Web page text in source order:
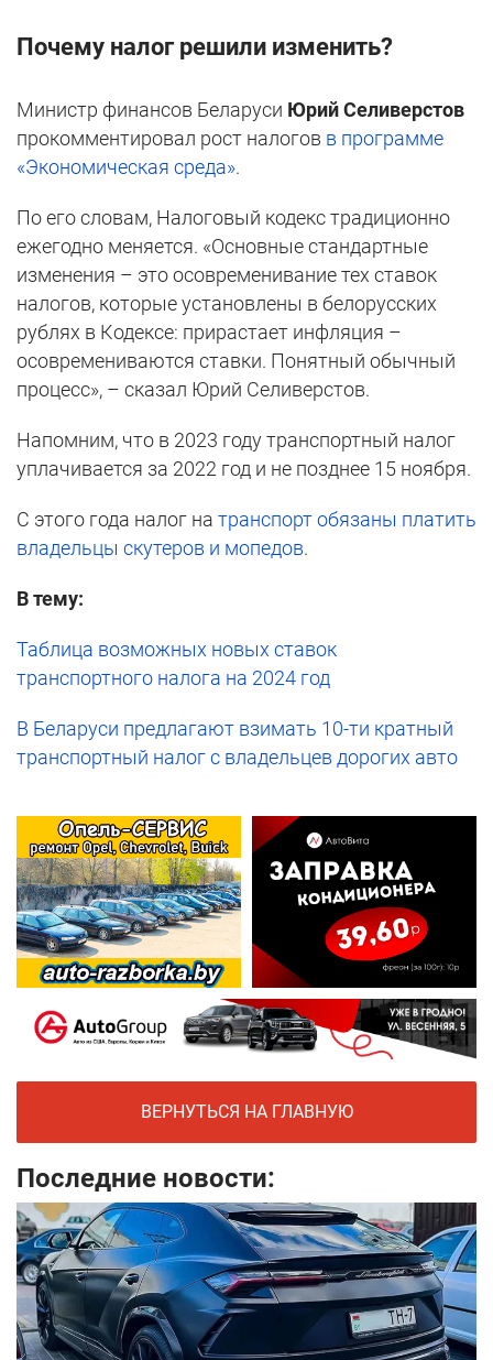
Почему налог решили изменить?
Министр финансов Беларуси Юрий Селиверстов
прокомментировал рост налогов в программе
«Экономическая среда».
По его словам, Налоговый кодекс традиционно
ежегодно меняется. «Основные стандартные
изменения – это осовременивание тех ставок
налогов, которые установлены в белорусских
рублях в Кодексе: прирастает инфляция –
осовремениваются ставки. Понятный обычный
процесс», – сказал Юрий Селиверстов.
Напомним, что в 2023 году транспортный налог
уплачивается за 2022 год и не позднее 15 ноября.
С этого года налог на транспорт обязаны платить
владельцы скутеров и мопедов.
В тему:
Таблица возможных новых ставок
транспортного налога на 2024 год
В Беларуси предлагают взимать 10-ти кратный
транспортный налог с владельцев дорогих авто
ВЕРНУТЬСЯ НА ГЛАВНУЮ
Последние новости: